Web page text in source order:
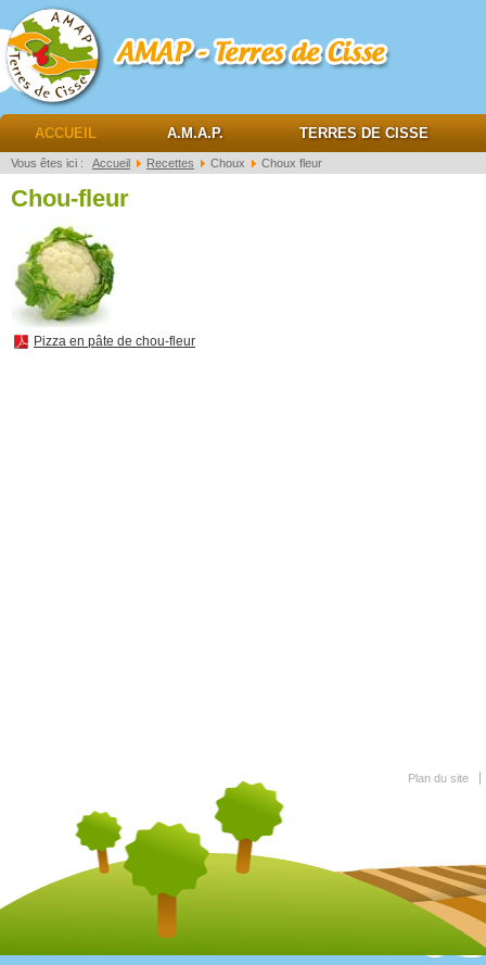
AMAP Terres de cisse
ACCUEIL A.M.A.P. TERRES DE CISSE
Vous êtes ici : Accueil Recettes Choux Choux fleur
Chou-fleur
Pizza en pâte de chou-fleur
Plan du site